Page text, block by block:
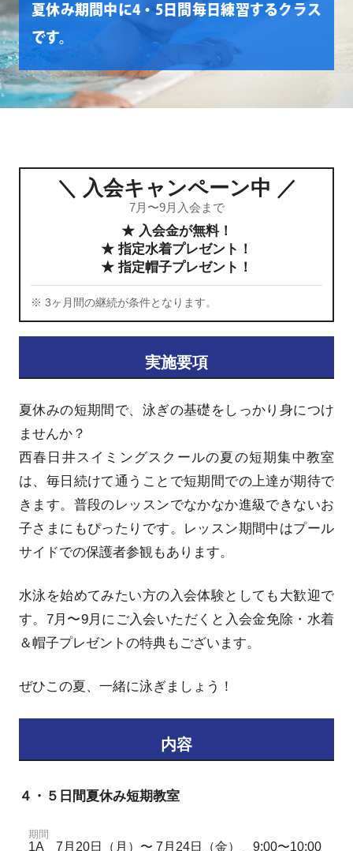
夏休み期間中に4・5日間毎日練習するクラス
です。
＼ 入会キャンペーン中 ／
7月〜9月入会まで
★ 入会金が無料！
★ 指定水着プレゼント！
★ 指定帽子プレゼント！
※ 3ヶ月間の継続が条件となります。
実施要項
夏休みの短期間で、泳ぎの基礎をしっかり身につけ
ませんか？
西春日井スイミングスクールの夏の短期集中教室
は、毎日続けて通うことで短期間での上達が期待で
きます。普段のレッスンでなかなか進級できないお
子さまにもぴったりです。レッスン期間中はプール
サイドでの保護者参観もあります。
水泳を始めてみたい方の入会体験としても大歓迎で
す。7月〜9月にご入会いただくと入会金免除・水着
＆帽子プレゼントの特典もございます。
ぜひこの夏、一緒に泳ぎましょう！
内容
４・５日間夏休み短期教室
期間
1A 7月20日（月）〜 7月24日（金） 9:00〜10:00